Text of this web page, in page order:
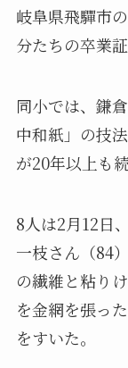
岐阜県飛驒市
分たちの卒業
同小では、鎌
中和紙」の技
が20年以上も
8人は2月12日
一枝さん（84
の繊維と粘り
を金網を張っ
をすいた。